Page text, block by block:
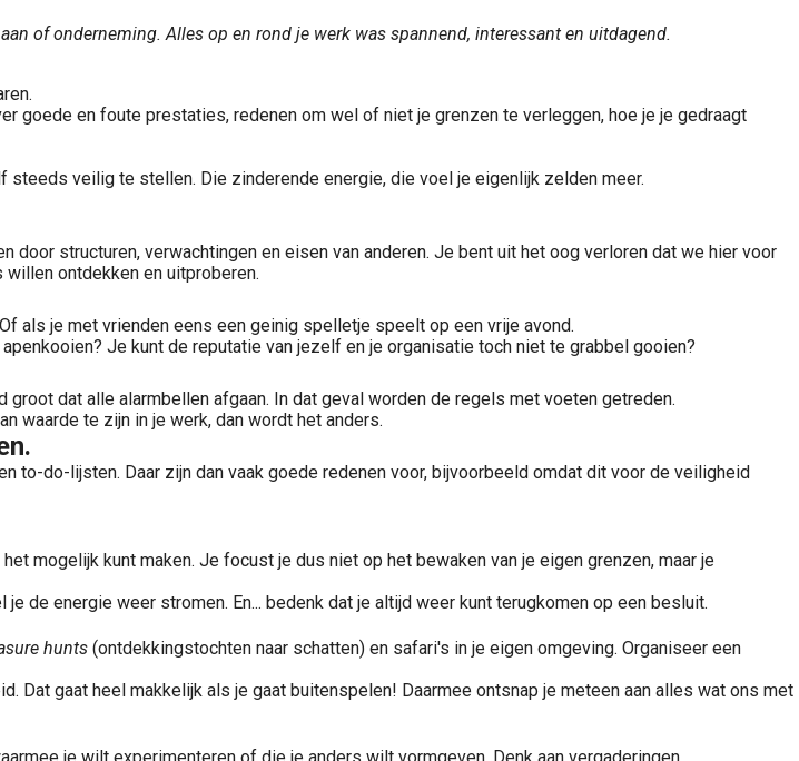
of onderneming. Alles op en rond je werk was spannend, interessant en uitdagend.
goede en foute prestaties, redenen om wel of niet je grenzen te verleggen, hoe je je gedraagt
veilig te stellen. Die zinderende energie, die voel je eigenlijk zelden meer.
structuren, verwachtingen en eisen van anderen. Je bent uit het oog verloren dat we hier voor
willen ontdekken en uitproberen.
als je met vrienden eens een geinig spelletje speelt op een vrije avond.
Je kunt de reputatie van jezelf en je organisatie toch niet te grabbel gooien?
dat alle alarmbellen afgaan. In dat geval worden de regels met voeten getreden.
waarde te zijn in je werk, dan wordt het anders.
to-do-lijsten. Daar zijn dan vaak goede redenen voor, bijvoorbeeld omdat dit voor de veiligheid
mogelijk kunt maken. Je focust je dus niet op het bewaken van je eigen grenzen, maar je
de energie weer stromen. En... bedenk dat je altijd weer kunt terugkomen op een besluit.
hunts (ontdekkingstochten naar schatten) en safari's in je eigen omgeving. Organiseer een
Dat gaat heel makkelijk als je gaat buitenspelen! Daarmee ontsnap je meteen aan alles wat ons met